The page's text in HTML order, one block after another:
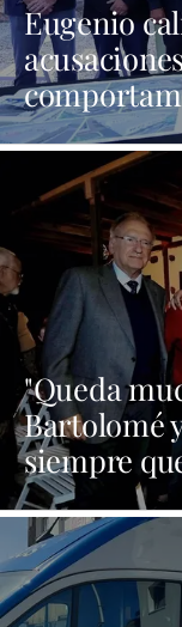
Eugenio
asegura
los medios
"Queda
Bartolomé
siempre
Cabildo es